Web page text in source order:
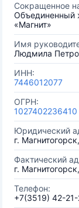
Сокращенное
Объединенный
«Магнит»
Имя
Людмила
ИНН:
7446012077
ОГРН:
1027402236410
Юридический
г.
Фактический
г.
Телефон:
+7(3519) 42-